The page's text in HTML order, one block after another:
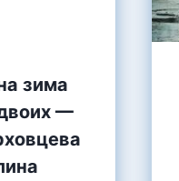
зима
—